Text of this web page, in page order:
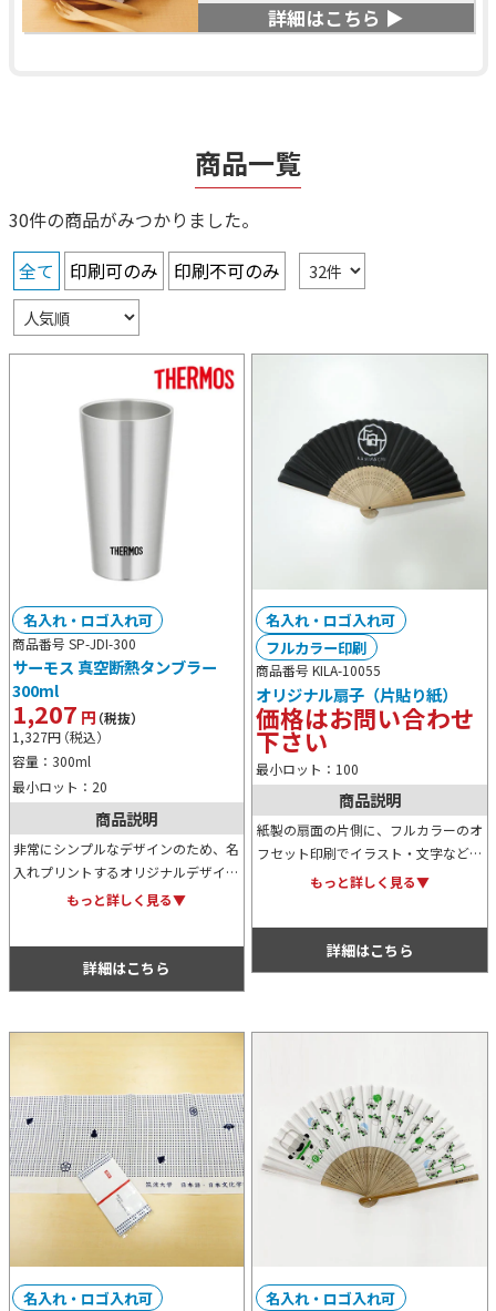
詳細はこちら ▶
商品一覧
30件の商品がみつかりました。
全て
印刷可のみ 印刷不可のみ
商品番号 SP-JDI-300
サーモス 真空断熱タンブラー
300ml
1,207 円（税抜）
1,327円（税込）
容量：300ml
最小ロット：20
名入れ・ロゴ入れ可
商品説明
非常にシンプルなデザインのため、名
入れプリントするオリジナルデザイン
もよく映えてオシャレな300mlタンブ
もっと詳しく見る▼
詳細はこちら
商品番号 KILA-10055
オリジナル扇子（片貼り紙）
価格はお問い合わせ
下さい
最小ロット：100
名入れ・ロゴ入れ可
フルカラー印刷
商品説明
紙製の扇面の片側に、フルカラーのオ
フセット印刷でイラスト・文字などの
オリジナルデザインを自由に入れるこ
もっと詳しく見る▼
詳細はこちら
名入れ・ロゴ入れ可 名入れ・ロゴ入れ可